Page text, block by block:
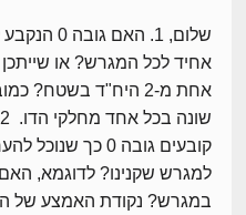
שלום, 1.
למגרש שקנינו? לדוגמא,
במגרש? נקודת האמצע של